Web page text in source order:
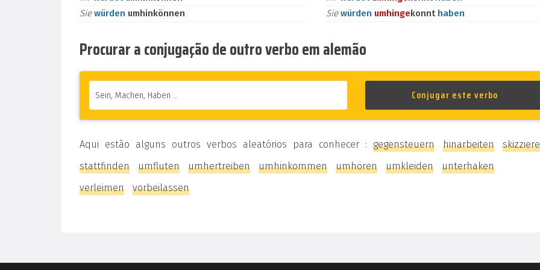
Siewürden umhinkönnen
Siewürden umhingekonnt haben
Procurar a conjugação de outro verbo em alemão
Aqui estão alguns outros verbos aleatórios para conhecer : gegensteuern hinarbeiten
stattfinden
umfluten umhertreiben umhinkommen umhören umkleiden
unterhaken
verleimen
vorbeilassen